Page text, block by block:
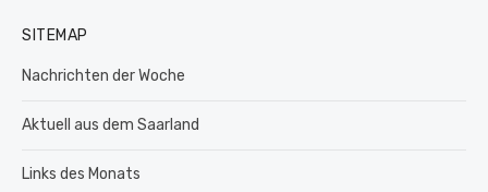
SITEMAP
Nachrichten der Woche
Aktuell aus dem Saarland
Links des Monats